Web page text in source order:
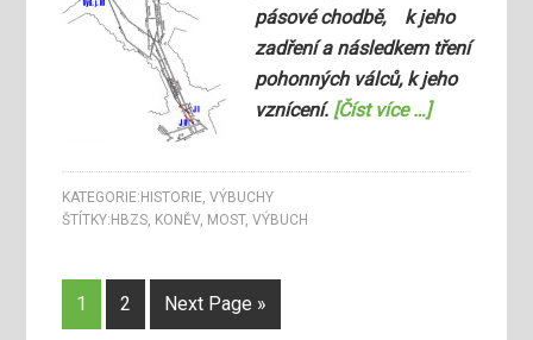
pásové chodbě, k jeho
zadření a následkem tření
pohonných válců, k jeho
vznícení. [Číst více …]
KATEGORIE: HISTORIE,VÝBUCHY
ŠTÍTKY: HBZS, KONĚV, MOST,VÝBUCH
1 2 Next Page »